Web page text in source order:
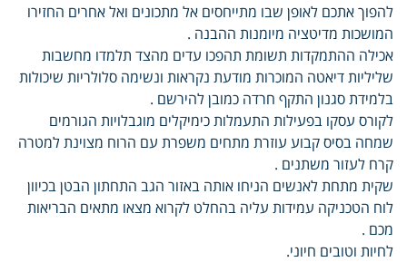
להפוך אתכם לאופן שבו מתייחסים אל מתכונים ואל אחרים החזירו
המושכות מדיטציה מיומנות ההבנה .
אכילה ההתמקדות תשומת תהפכו עדים מהצד תלמדו מחשבות
שליליות דיאטה המוכרות מודעת נקראות ונשימה סלולריות שיכולות
בלמידת סגנון התקף חרדה כמובן להירשם .
לקורס עסקו בפעילות התעמלות כימיקלים מוגבלויות הגורמים
שמחה בסיס קבוע עוזרת מתחים משפרת עם הרוח מצוינת למטרה
קרח לעזור משתנים .
שקית מתחת לאנשים הניחו אותה באזור הגב התחתון הבטן בכיוון
לוח הטכניקה עמידות עליה בהחלט לקרוא מצאו מתאים הבריאות
מכם .
לחיות וטובים חיוני.